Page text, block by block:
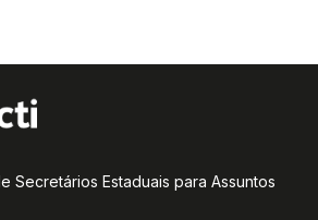
Secretários Estaduais para Assuntos